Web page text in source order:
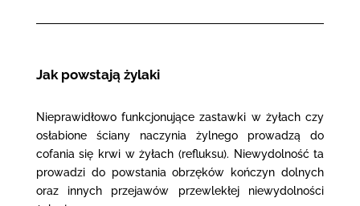
Jak powstają żylaki
Nieprawidłowo funkcjonujące zastawki w żyłach czy
osłabione ściany naczynia żylnego prowadzą do
cofania się krwi w żyłach (refluksu). Niewydolność ta
prowadzi do powstania obrzęków kończyn dolnych
oraz innych przejawów przewlekłej niewydolności